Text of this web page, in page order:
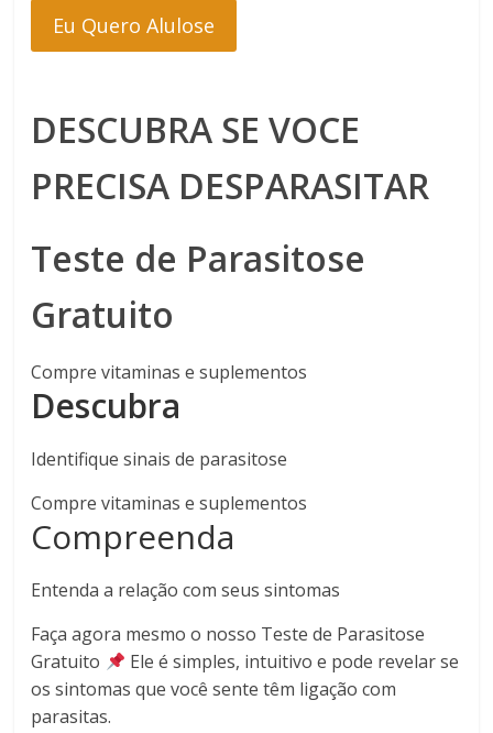
Eu Quero Alulose
DESCUBRA SE VOCE
PRECISA DESPARASITAR
Teste de Parasitose
Gratuito
Compre vitaminas e suplementos
Descubra
Identifique sinais de parasitose
Compre vitaminas e suplementos
Compreenda
Entenda a relação com seus sintomas
Faça agora mesmo o nosso Teste de Parasitose
Gratuito
Ele é simples, intuitivo e pode revelar se
os sintomas que você sente têm ligação com
parasitas.